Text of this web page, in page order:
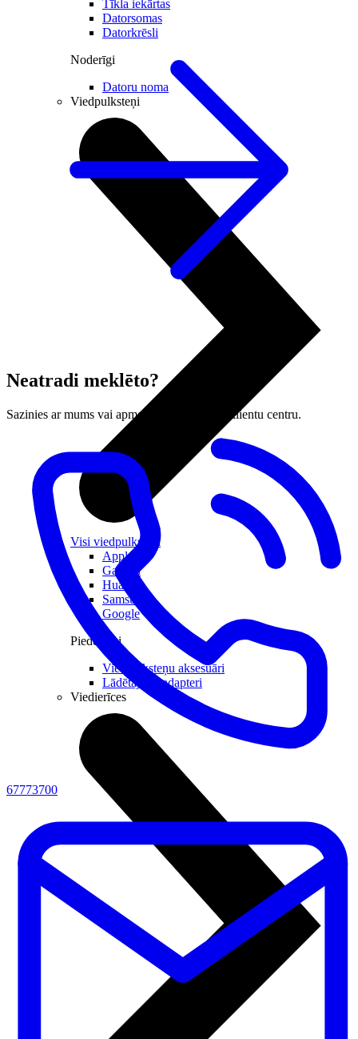
Tīkla iekārtas
Datorsomas
Datorkrēsli
Noderīgi
Datoru noma
Viedpulksteņi
Visi viedpulksteņi
Apple
Garmin
Huawei
Samsung
Google
Piederumi
Viedpulksteņu aksesuāri
Lādētāji un adapteri
Viedierīces
Neatradi meklēto?
Sazinies ar mums vai apmeklē tuvāko LMT klientu centru.
67773700